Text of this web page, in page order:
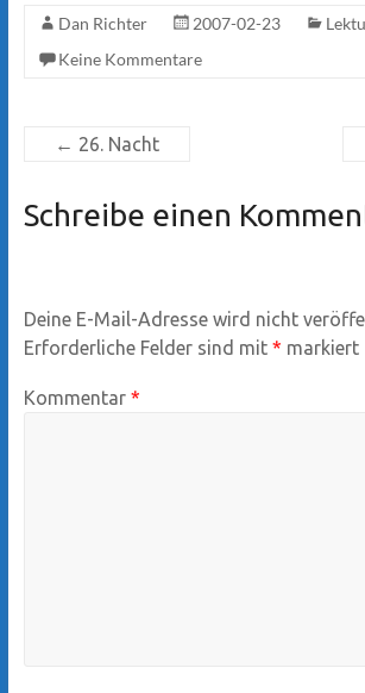
Dan Richter 2007-02-23
Keine Kommentare
← 26. Nacht
Schreibe einen
Deine E-Mail-Adresse wird nicht
Erforderliche Felder sind mit * markiert
Kommentar *